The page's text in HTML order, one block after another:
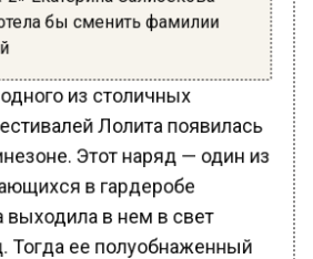
бы сменить фамилии
из столичных
Лолита появилась
Этот наряд — один из
в гардеробе
в нем в свет
Тогда ее полуобнаженный